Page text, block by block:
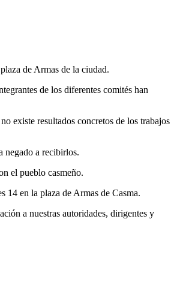
de Armas de la ciudad.
de los diferentes comités han
existe resultados concretos de los trabajos
negado a recibirlos.
el pueblo casmeño.
14 en la plaza de Armas de Casma.
a nuestras autoridades, dirigentes y